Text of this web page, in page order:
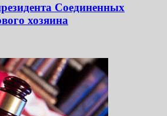
Соединенных
хозяина